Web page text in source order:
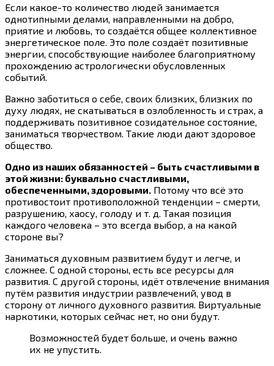
Если какое-то количество людей занимается
однотипными делами, направленными на добро,
приятие и любовь, то создаётся общее коллективное
энергетическое поле. Это поле создаёт позитивные
энергии, способствующие наиболее благоприятному
прохождению астрологически обусловленных
событий.
Важно заботиться о себе, своих близких, близких по
духу людях, не скатываться в озлобленность и страх, а
поддерживать позитивное созидательное состояние,
заниматься творчеством. Такие люди дают здоровое
общество.
Одно из наших обязанностей – быть счастливыми в
этой жизни: буквально счастливыми,
обеспеченными, здоровыми. Потому что всё это
противостоит противоположной тенденции – смерти,
разрушению, хаосу, голоду и т. д. Такая позиция
каждого человека – это всегда выбор, а на какой
стороне вы?
Заниматься духовным развитием будут и легче, и
сложнее. С одной стороны, есть все ресурсы для
развития. С другой стороны, идёт отвлечение внимания
путём развития индустрии развлечений, увод в
сторону от личного духовного развития. Виртуальные
наркотики, которых сейчас нет, но они будут.
Возможностей будет больше, и очень важно
их не упустить.